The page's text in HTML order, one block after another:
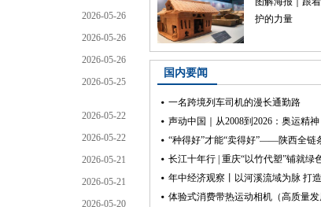
2026-05-26
2026-05-26
2026-05-26
2026-05-25
2026-05-22
2026-05-22
2026-05-21
2026-05-21
2026-05-20